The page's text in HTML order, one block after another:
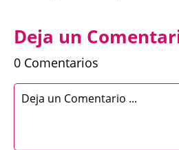
Deja un
0 Comentarios